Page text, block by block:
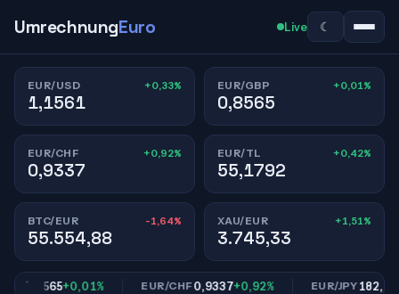
UmrechnungEuro Live ☾
EUR/USD +0,33%
1,1561
EUR/GBP +0,01%
0,8565
EUR/CHF +0,92%
0,9337
EUR/TL +0,42%
55,1792
BTC/EUR -1,64%
55.554,88
XAU/EUR +1,51%
3.745,33
0,8565+0,01% EUR/CHF0,9337+0,92% EUR/JPY182,02